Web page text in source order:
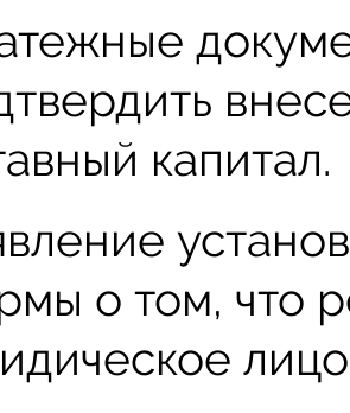
капитал.
о том, что